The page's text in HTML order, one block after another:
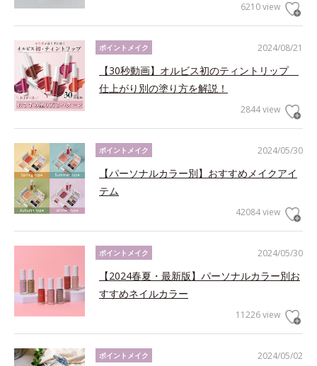
6210 view
2024/08/21
ポイントメイク
【30秒動画】オルビス初のティントリップ
仕上がり別の塗り方を解説！
2844 view
2024/05/30
ポイントメイク
【パーソナルカラー別】おすすめメイクアイ
テム
42084 view
2024/05/30
ポイントメイク
【2024春夏・最新版】パーソナルカラー別お
すすめネイルカラー
11226 view
2024/05/02
ポイントメイク